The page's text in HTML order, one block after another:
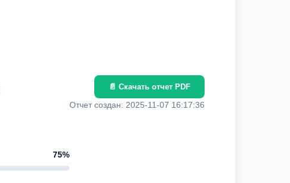
75%
📄 Скачать отчет PDF
Отчет создан: 2025-11-07 16:17:36